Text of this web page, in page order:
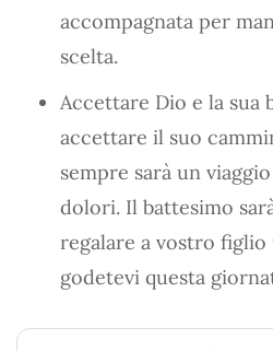
accompagnata per
scelta.
Accettare Dio e la sua
accettare il suo
sempre sarà un
dolori. Il battesimo
regalare a vostro
godetevi questa